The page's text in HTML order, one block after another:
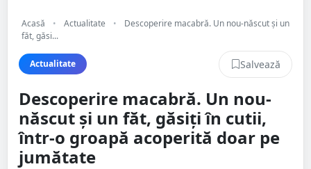
Acasă • Actualitate •
Descoperire macabră. Un nou-născut şi un
făt, găsi...
Actualitate Salvează
Descoperire macabră. Un nou-
născut şi un făt, găsiți în cutii,
într-o groapă acoperită doar pe
jumătate